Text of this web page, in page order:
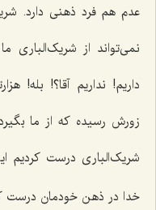
عدم هم فرد ذهنی دارد.
نمی‌تواند از شریک‌الباری
داریم! نداریم آقا؟! بله!
زورش رسیده که از ما
شریک‌الباری درست کردیم
خدا در ذهن خودمان درست